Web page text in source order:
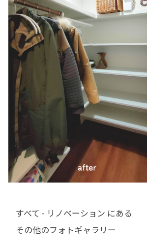
すべて - リノベーション にある
その他のフォトギャラリー